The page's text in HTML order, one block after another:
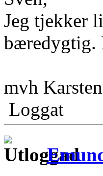
Jeg tjekker
bæredygtig.
mvh Karsten
Loggat